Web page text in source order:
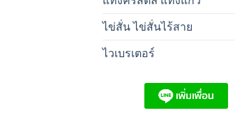
ไข่สั่น ไข่สั่นไร้สาย
ไวเบรเตอร์